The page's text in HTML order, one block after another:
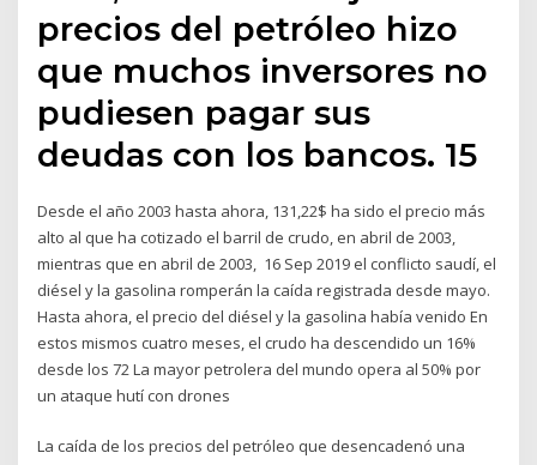
precios del petróleo hizo
que muchos inversores no
pudiesen pagar sus
deudas con los bancos. 15
Desde el año 2003 hasta ahora, 131,22$ ha sido el precio más
alto al que ha cotizado el barril de crudo, en abril de 2003,
mientras que en abril de 2003, 16 Sep 2019 el conflicto saudí, el
diésel y la gasolina romperán la caída registrada desde mayo.
Hasta ahora, el precio del diésel y la gasolina había venido En
estos mismos cuatro meses, el crudo ha descendido un 16%
desde los 72 La mayor petrolera del mundo opera al 50% por
un ataque hutí con drones
La caída de los precios del petróleo que desencadenó una